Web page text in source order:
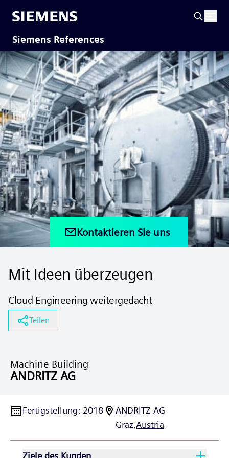
Siemens References
Kontaktieren Sie uns
Mit Ideen überzeugen
Cloud Engineering weitergedacht
Teilen
Machine Building
ANDRITZ AG
Fertigstellung: 2018
ANDRITZ AG
Graz,Austria
Ziele des Kunden